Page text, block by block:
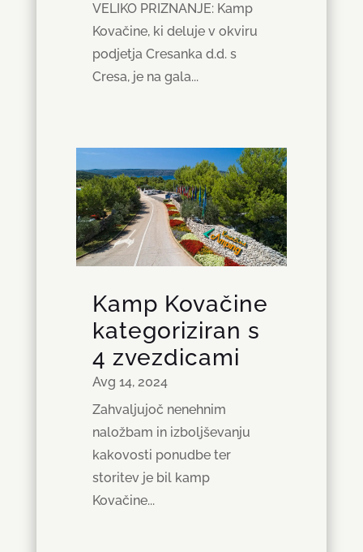
VELIKO PRIZNANJE: Kamp
Kovačine, ki deluje v okviru
podjetja Cresanka d.d. s
Cresa, je na gala...
Kamp Kovačine
kategoriziran s
4 zvezdicami
Avg 14, 2024
Zahvaljujoč nenehnim
naložbam in izboljševanju
kakovosti ponudbe ter
storitev je bil kamp
Kovačine...